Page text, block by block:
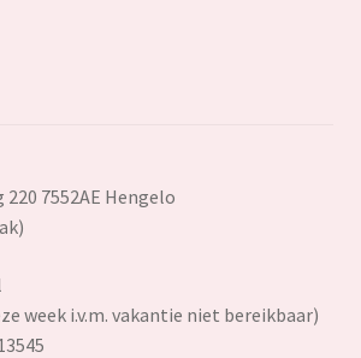
7552AE Hengelo
week i.v.m. vakantie niet bereikbaar)